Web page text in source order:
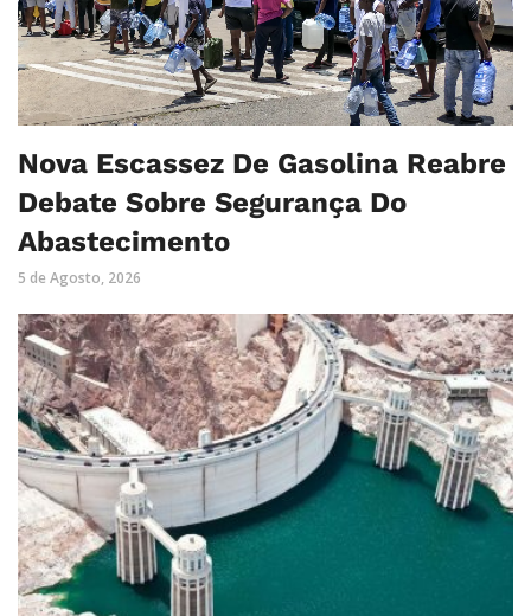
Nova Escassez De Gasolina Reabre
Debate Sobre Segurança Do
Abastecimento
5 de Agosto, 2026